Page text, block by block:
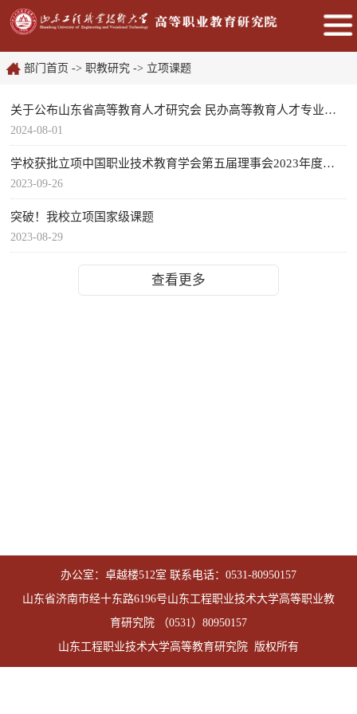
部门首页 -> 职教研究 -> 立项课题
关于公布山东省高等教育人才研究会 民办高等教育人才专业委员...
2024-08-01
学校获批立项中国职业技术教育学会第五届理事会2023年度分支...
2023-09-26
突破！我校立项国家级课题
2023-08-29
查看更多
办公室：卓越楼512室 联系电话：0531-80950157
山东省济南市经十东路6196号山东工程职业技术大学高等职业教
育研究院 （0531）80950157
山东工程职业技术大学高等教育研究院 版权所有